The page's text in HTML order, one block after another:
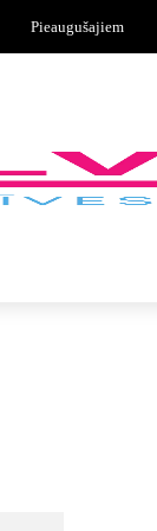
Pieaugušajiem